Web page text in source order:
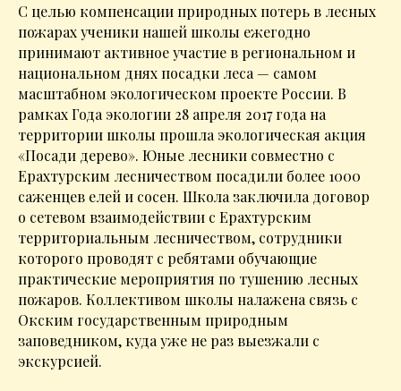
С целью компенсации природных потерь в лесных
пожарах ученики нашей школы ежегодно
принимают активное участие в региональном и
национальном днях посадки леса — самом
масштабном экологическом проекте России. В
рамках Года экологии 28 апреля 2017 года на
территории школы прошла экологическая акция
«Посади дерево». Юные лесники совместно с
Ерахтурским лесничеством посадили более 1000
саженцев елей и сосен. Школа заключила договор
о сетевом взаимодействии с Ерахтурским
территориальным лесничеством, сотрудники
которого проводят с ребятами обучающие
практические мероприятия по тушению лесных
пожаров. Коллективом школы налажена связь с
Окским государственным природным
заповедником, куда уже не раз выезжали с
экскурсией.